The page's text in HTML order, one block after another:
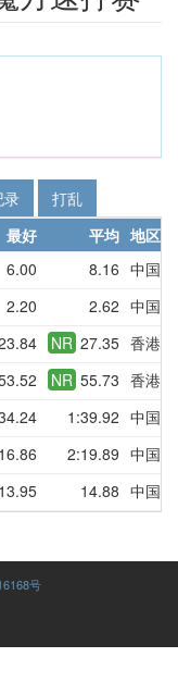
录
打乱
最好 平均 地区
6.00 8.16 中国
2.20 2.62 中国
NR 27.35 香港
NR 55.73 香港
1:39.92 中国
2:19.89 中国
13.95 14.88 中国
号